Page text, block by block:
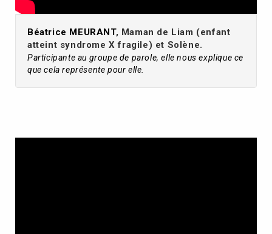
Béatrice MEURANT, Maman de Liam (enfant
atteint syndrome X fragile) et Solène.
Participante au groupe de parole, elle nous explique ce
que cela représente pour elle.